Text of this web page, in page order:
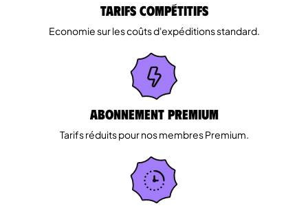
Tarifs Compétitifs
Economie sur les coûts d'expéditions standard.
Abonnement Premium
Tarifs réduits pour nos membres Premium.